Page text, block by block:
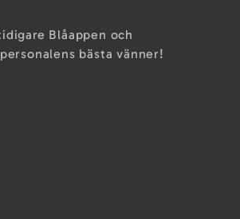
Blåappen och
bästa vänner!